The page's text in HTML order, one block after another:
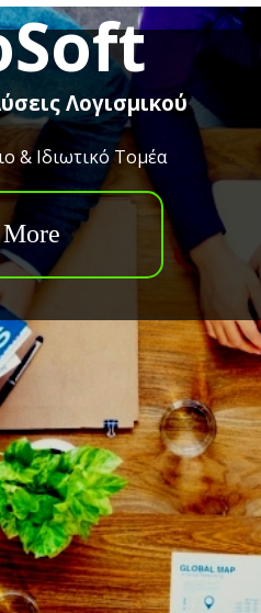
Λογισμικού
& Ιδιωτικό Τομέα
More